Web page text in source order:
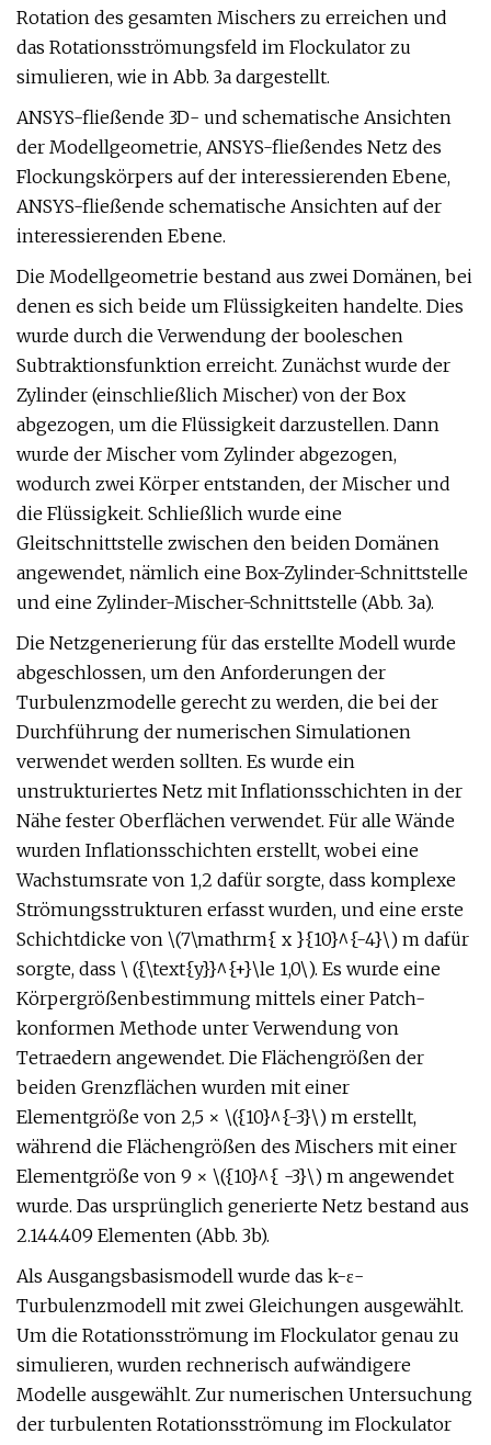
Rotation des gesamten Mischers zu erreichen und
das Rotationsströmungsfeld im Flockulator zu
simulieren, wie in Abb. 3a dargestellt.
ANSYS-fließende 3D- und schematische Ansichten
der Modellgeometrie, ANSYS-fließendes Netz des
Flockungskörpers auf der interessierenden Ebene,
ANSYS-fließende schematische Ansichten auf der
interessierenden Ebene.
Die Modellgeometrie bestand aus zwei Domänen, bei
denen es sich beide um Flüssigkeiten handelte. Dies
wurde durch die Verwendung der booleschen
Subtraktionsfunktion erreicht. Zunächst wurde der
Zylinder (einschließlich Mischer) von der Box
abgezogen, um die Flüssigkeit darzustellen. Dann
wurde der Mischer vom Zylinder abgezogen,
wodurch zwei Körper entstanden, der Mischer und
die Flüssigkeit. Schließlich wurde eine
Gleitschnittstelle zwischen den beiden Domänen
angewendet, nämlich eine Box-Zylinder-Schnittstelle
und eine Zylinder-Mischer-Schnittstelle (Abb. 3a).
Die Netzgenerierung für das erstellte Modell wurde
abgeschlossen, um den Anforderungen der
Turbulenzmodelle gerecht zu werden, die bei der
Durchführung der numerischen Simulationen
verwendet werden sollten. Es wurde ein
unstrukturiertes Netz mit Inflationsschichten in der
Nähe fester Oberflächen verwendet. Für alle Wände
wurden Inflationsschichten erstellt, wobei eine
Wachstumsrate von 1,2 dafür sorgte, dass komplexe
Strömungsstrukturen erfasst wurden, und eine erste
Schichtdicke von \(7\mathrm{ x }{10}^{-4}\) m dafür
sorgte, dass \ ({\text{y}}^{+}\le 1,0\). Es wurde eine
Körpergrößenbestimmung mittels einer Patch-
konformen Methode unter Verwendung von
Tetraedern angewendet. Die Flächengrößen der
beiden Grenzflächen wurden mit einer
Elementgröße von 2,5 × \({10}^{-3}\) m erstellt,
während die Flächengrößen des Mischers mit einer
Elementgröße von 9 × \({10}^{ -3}\) m angewendet
wurde. Das ursprünglich generierte Netz bestand aus
2.144.409 Elementen (Abb. 3b).
Als Ausgangsbasismodell wurde das k-ε-
Turbulenzmodell mit zwei Gleichungen ausgewählt.
Um die Rotationsströmung im Flockulator genau zu
simulieren, wurden rechnerisch aufwändigere
Modelle ausgewählt. Zur numerischen Untersuchung
der turbulenten Rotationsströmung im Flockulator